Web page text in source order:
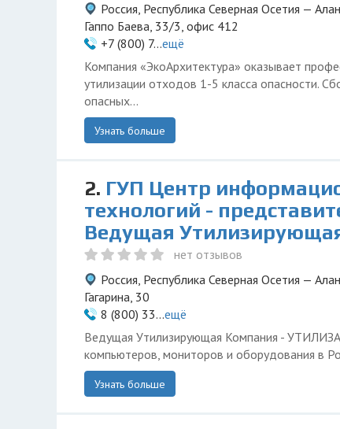
Россия, Республика Северная Осетия —
Гаппо Баева, 33/3, офис 412
+7 (800) 7...ещё
Компания «ЭкоАрхитектура» оказывает
утилизации отходов 1-5 класса опасности.
опасных...
Узнать больше
2. ГУП Центр
технологий -
Ведущая
нет отзывов
Россия, Республика Северная Осетия —
Гагарина, 30
8 (800) 33...ещё
Ведущая Утилизирующая Компания -
компьютеров, мониторов и оборудования в
Узнать больше